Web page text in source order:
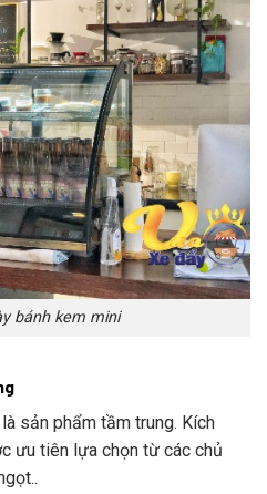
bánh kem mini
sản phẩm tầm trung. Kích
ưu tiên lựa chọn từ các chủ